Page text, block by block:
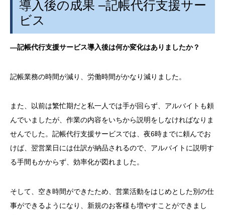
導入後の成果 –記帳代行支援サー
ビス
―記帳代行支援サービス導入後は何か変化はありましたか？
記帳業務の時間が減り、労働時間がかなり減りました。
また、以前は繁忙期だと私一人では手が回らず、アルバイトも頼
んでいましたが、作業の内容をいちから説明をしなければなりま
せんでした。記帳代行支援サービスでは、夜6時までに頼んでお
けば、翌営業日には仕訳が納品されるので、アルバイトに説明す
る手間もかからず、効率化が図れました。
そして、空き時間ができたため、営業活動をはじめとした別の仕
事ができるようになり、新規のお客様も増やすことができまし